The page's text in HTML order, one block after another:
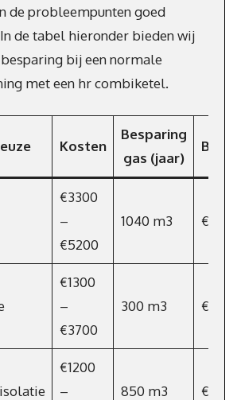
de probleempunten goed
de tabel hieronder bieden wij
bij een normale
met een hr combiketel.
Kosten
Besparing
gas (jaar)
€3300
–
€5200
1040 m3 €759
€1300
–
€3700
300 m3 €219
€1200
–
850 m3 €621